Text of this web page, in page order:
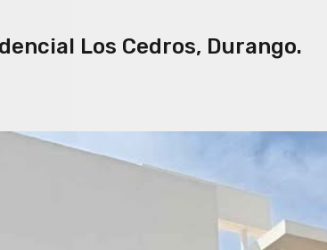
Los Cedros, Durango.